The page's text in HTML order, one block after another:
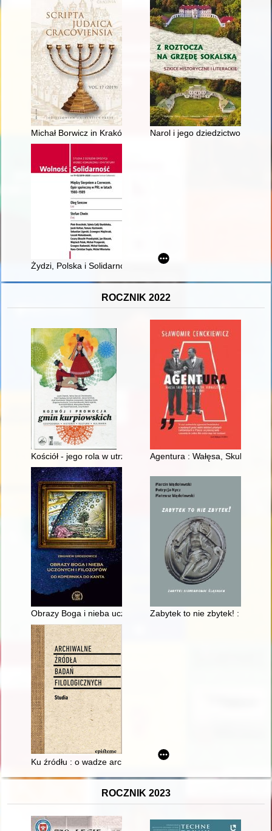
Michał Borwicz in Kraków from 1911 to 1939 : introduction to
Narol i jego dziedzictwo w
Żydzi, Polska i Solidarność
ROCZNIK 2022
Kościół - jego rola w utrzymaniu i zachowaniu tożsamości i
Agentura : Wałęsa,
Obrazy Boga i nieba uczonych i filozofów : od Kopernika do
Zabytek to nie zbytek! : zabytki
Ku źródłu : o wadze archiwaliów we współczesnej praktyce
ROCZNIK 2023